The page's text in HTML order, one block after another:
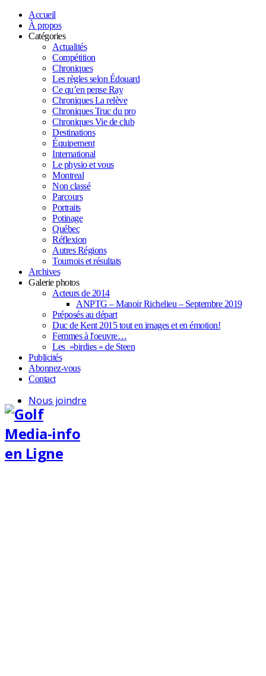
Accueil
À propos
Catégories
Actualités
Compétition
Chroniques
Les règles selon Édouard
Ce qu’en pense Ray
Chroniques La relève
Chroniques Truc du pro
Chroniques Vie de club
Destinations
Équipement
International
Le physio et vous
Montreal
Non classé
Parcours
Portraits
Potinage
Québec
Réflexion
Autres Régions
Tournois et résultats
Archives
Galerie photos
Acteurs de 2014
ANPTG – Manoir Richelieu – Septembre 2019
Préposés au départ
Duc de Kent 2015 tout en images et en émotion!
Femmes à l'oeuvre…
Les »birdies » de Steen
Publicités
Abonnez-vous
Contact
Nous joindre